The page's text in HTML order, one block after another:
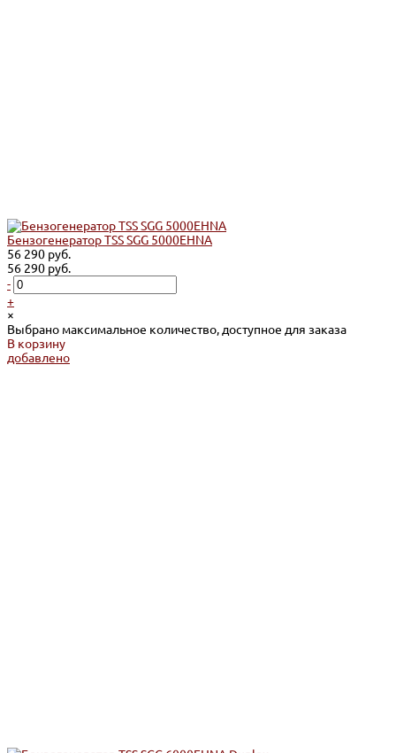
Бензогенератор TSS SGG 5000EHNA
56 290 руб.
56 290 руб.
-
+
×
Выбрано максимальное количество, доступное для заказа
В корзину
добавлено